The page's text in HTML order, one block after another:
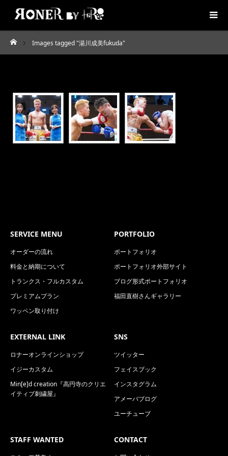
ホーム
Images tagged "湯川成美fukuda"
SERVICE MENU
オーダーの流れ
料金と納期について
トランクス・フルカスタム
プレミアムプラン
ワッペン取り付け
PORTFOLIO
ポートフォリオ
ポートフォリオ外部サイト
ブログ形式ポートフォリオ
福田直樹さんギャラリー
EXTERNAL LINK
ロナーオンラインショップ
イジーカスタム
Min[e]d creation『高円寺のクリエ
イティブ刺繍屋』
SNS
ツイッター
フェイスブック
インスタグラム
アメーバブログ
ユーチューブ
STAFF WANTED CONTACT